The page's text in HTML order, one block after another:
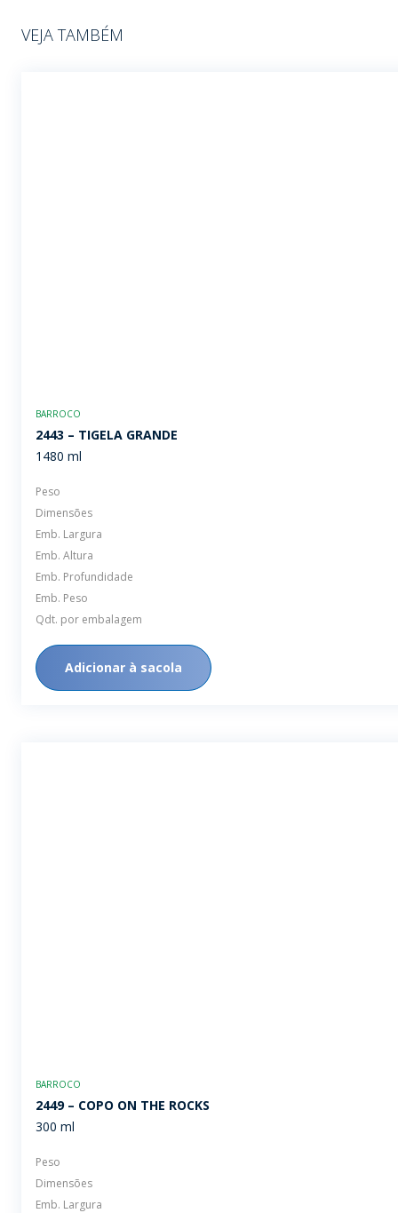
VEJA TAMBÉM
BARROCO
2443 – TIGELA GRANDE
1480 ml
Peso
Dimensões
Emb. Largura
Emb. Altura
Emb. Profundidade
Emb. Peso
Qdt. por embalagem
Adicionar à sacola
BARROCO
2449 – COPO ON THE ROCKS
300 ml
Peso
Dimensões
Emb. Largura